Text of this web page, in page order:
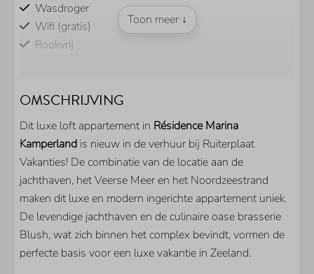
Wasdroger
Wifi (gratis)
Rookvrij
Toilet
Dubbele wastafel
Gastentoilet
BUITEN
Parkeerplaats bij woning
Balkon
Toon meer ↓
OMSCHRIJVING
Dit luxe loft appartement in Résidence Marina
Kamperland is nieuw in de verhuur bij Ruiterplaat
Vakanties! De combinatie van de locatie aan de
jachthaven, het Veerse Meer en het Noordzeestrand
maken dit luxe en modern ingerichte appartement uniek.
De levendige jachthaven en de culinaire oase brasserie
Blush, wat zich binnen het complex bevindt, vormen de
perfecte basis voor een luxe vakantie in Zeeland.